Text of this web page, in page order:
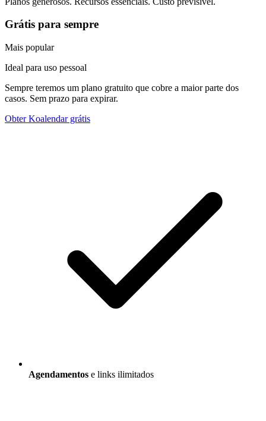
Grátis para sempre
Mais popular
Ideal para uso pessoal
Sempre teremos um plano gratuito que cobre a maior parte dos
casos. Sem prazo para expirar.
Obter Koalendar grátis
Agendamentos e links ilimitados